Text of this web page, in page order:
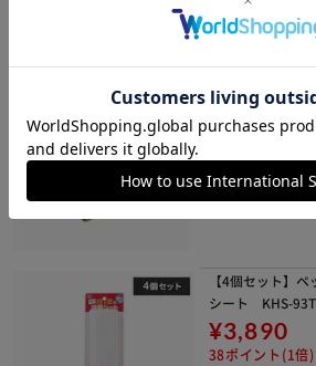
¥2,100
21ポイント(1倍)
10%OFFクー
【4個セット】
シート KHS-93T
¥3,890
38ポイント(1倍)